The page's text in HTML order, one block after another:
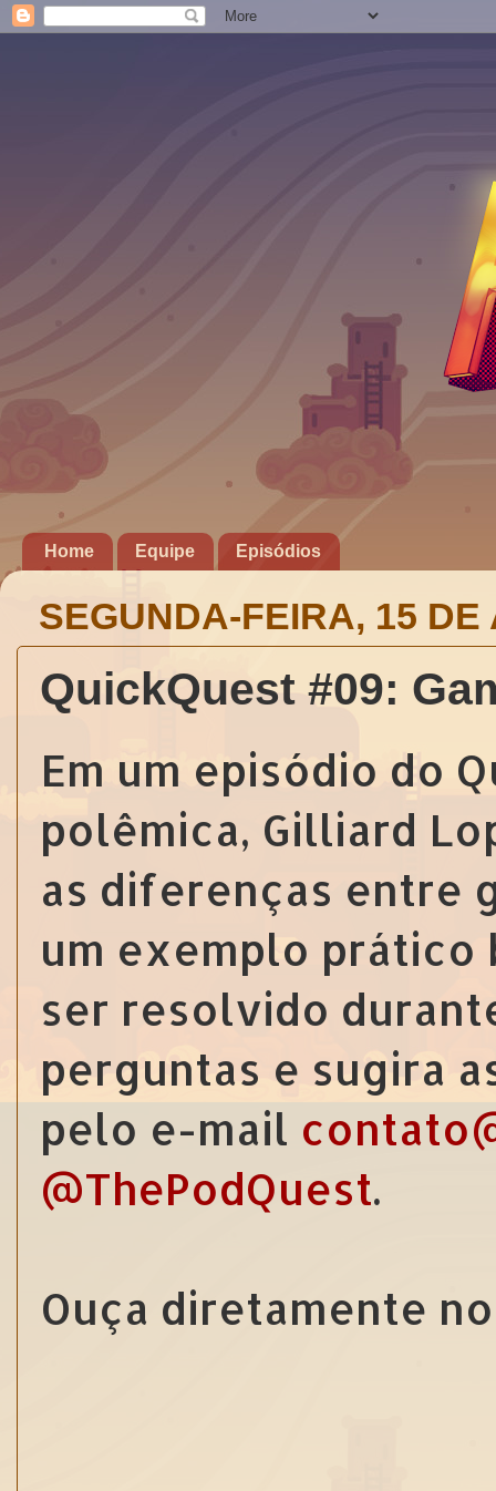
Home Equipe Episódios
SEGUNDA-FEIRA, 15 DE
QuickQuest #09:
Em um episódio do
polêmica, Gilliard
as diferenças entre
um exemplo prático
ser resolvido
perguntas e sugira
pelo e-mail
@ThePodQuest.
Ouça diretamente